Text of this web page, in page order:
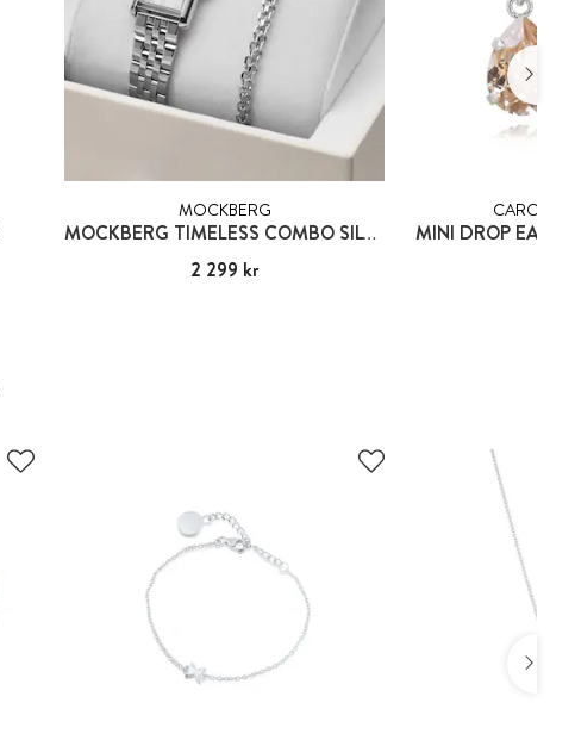
MOCKBERG
MOCKBERG TIMELESS COMBO SILVER
Pris :2 299 kr
2 299 kr